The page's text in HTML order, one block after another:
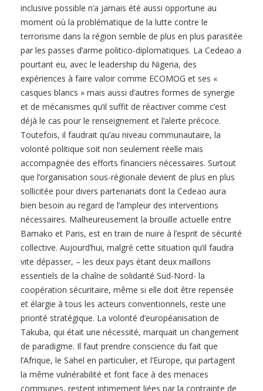
inclusive possible n’a jamais été aussi opportune au
moment où la problématique de la lutte contre le
terrorisme dans la région semble de plus en plus parasitée
par les passes d’arme politico-diplomatiques. La Cedeao a
pourtant eu, avec le leadership du Nigeria, des
expériences à faire valoir comme ECOMOG et ses «
casques blancs » mais aussi d’autres formes de synergie
et de mécanismes qu’il suffit de réactiver comme c’est
déjà le cas pour le renseignement et l’alerte précoce.
Toutefois, il faudrait qu’au niveau communautaire, la
volonté politique soit non seulement réelle mais
accompagnée des efforts financiers nécessaires. Surtout
que l’organisation sous-régionale devient de plus en plus
sollicitée pour divers partenariats dont la Cedeao aura
bien besoin au regard de l’ampleur des interventions
nécessaires. Malheureusement la brouille actuelle entre
Bamako et Paris, est en train de nuire à l’esprit de sécurité
collective. Aujourd’hui, malgré cette situation qu’il faudra
vite dépasser, – les deux pays étant deux maillons
essentiels de la chaîne de solidarité Sud-Nord- la
coopération sécuritaire, même si elle doit être repensée
et élargie à tous les acteurs conventionnels, reste une
priorité stratégique. La volonté d’européanisation de
Takuba, qui était une nécessité, marquait un changement
de paradigme. Il faut prendre conscience du fait que
l’Afrique, le Sahel en particulier, et l’Europe, qui partagent
la même vulnérabilité et font face à des menaces
communes, restent intimement liées par la contrainte de